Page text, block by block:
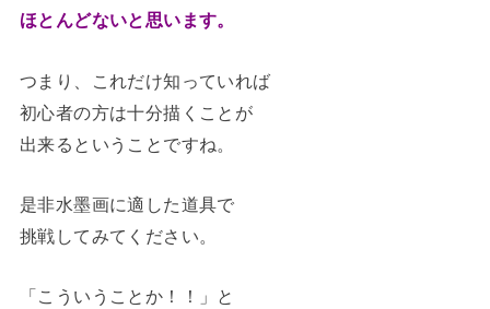
ほとんどないと思います。
つまり、これだけ知っていれば
初心者の方は十分描くことが
出来るということですね。
是非水墨画に適した道具で
挑戦してみてください。
「こういうことか！！」と